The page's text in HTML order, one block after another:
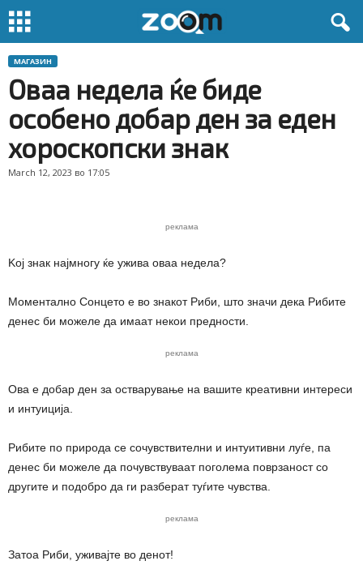
МАГАЗИН
Оваа недела ќе биде
особено добар ден за еден
хороскопски знак
March 12, 2023 во 17:05
реклама
Koj знак најмногу ќе ужива оваа недела?
Моментално Сонцето е во знакот Риби, што значи дека Рибите
денес би можеле да имаат некои предности.
реклама
Ова е добар ден за остварување на вашите креативни интереси
и интуиција.
Рибите по природа се сочувствителни и интуитивни луѓе, па
денес би можеле да почувствуваат поголема поврзаност со
другите и подобро да ги разберат туѓите чувства.
реклама
Затоа Риби, уживајте во денот!